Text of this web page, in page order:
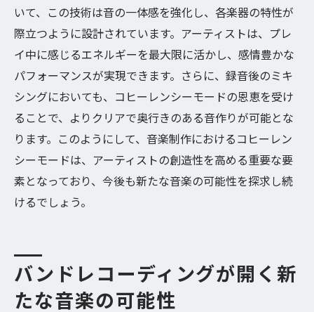
いて、この技術は音の一体感を強化し、各楽器の特性が
際立つように設計されています。アーティストは、プレ
イ中に感じるエネルギーを最大限に活かし、感情豊かな
パフォーマンスが実現できます。さらに、録音後のミキ
シングにおいても、コヒーレンシーモードの恩恵を受け
ることで、よりクリアで奥行きのある音作りが可能とな
ります。このようにして、音楽制作におけるコヒーレン
シーモードは、アーティストの創造性を高める重要な要
素となっており、今後も新たな音楽の可能性を探求し続
けるでしょう。
バンドレコーディングが開く新
たな音楽の可能性